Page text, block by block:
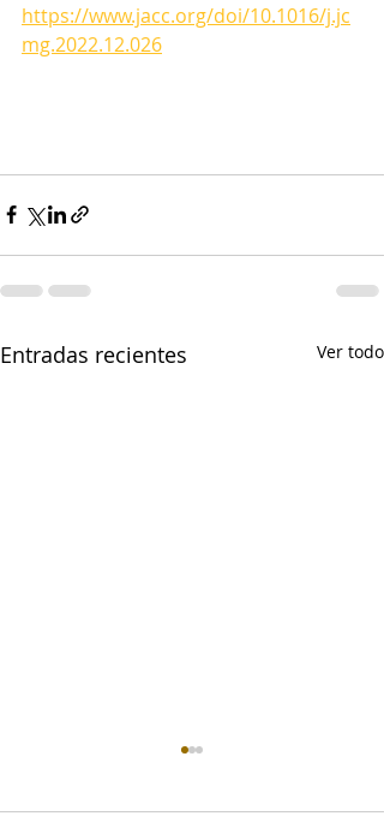
https://www.jacc.org/doi/10.1016/j.jc
mg.2022.12.026
Entradas recientes Ver todo